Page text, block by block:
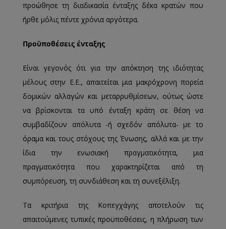
προώθησε τη διαδικασία ένταξης δέκα κρατών που
ήρθε μόλις πέντε χρόνια αργότερα.
Προϋποθέσεις ένταξης
Eίναι γεγονός ότι για την απόκτηση της ιδιότητας
μέλους στην Ε.Ε., απαιτείται μια μακρόχρονη πορεία
δομικών αλλαγών και μεταρρυθμίσεων, ούτως ώστε
να βρίσκονται τα υπό ένταξη κράτη σε θέση να
συμβαδίζουν απόλυτα -ή σχεδόν απόλυτα- με το
όραμα και τους στόχους της Ένωσης, αλλά και με την
ίδια την ενωσιακή πραγματικότητα, μια
πραγματικότητα που χαρακτηρίζεται από τη
συμπόρευση, τη συνδιάθεση και τη συνεξέλιξη.
Τα κριτήρια της Κοπεγχάγης αποτελούν τις
απαιτούμενες τυπικές προϋποθέσεις, η πλήρωση των